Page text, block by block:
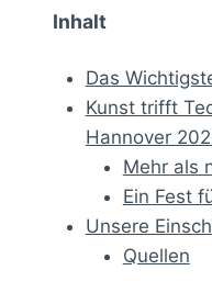
Inhalt
Das
Kunst trifft
Hannover
Mehr als
Ein Fest
Unsere
Quellen